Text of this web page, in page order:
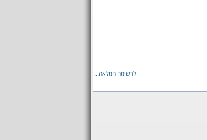
לרשימה המלאה...